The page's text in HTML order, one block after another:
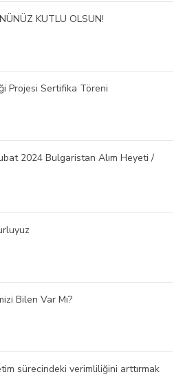
KUTLU OLSUN!
Projesi Sertifika Töreni
2024 Bulgaristan Alım Heyeti /
Bilen Var Mı?
sürecindeki verimliliğini arttırmak